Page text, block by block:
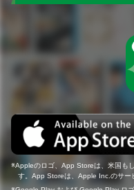
Appleのロゴ、App Storeは、米国も
す。App Storeは、Apple Inc.のサー